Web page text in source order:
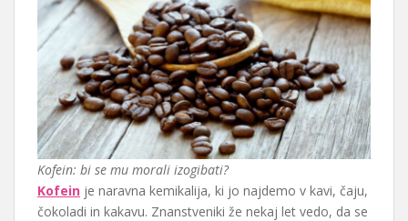
Kofein: bi se mu morali izogibati?
Kofein je naravna kemikalija, ki jo najdemo v kavi, čaju,
čokoladi in kakavu. Znanstveniki že nekaj let vedo, da se